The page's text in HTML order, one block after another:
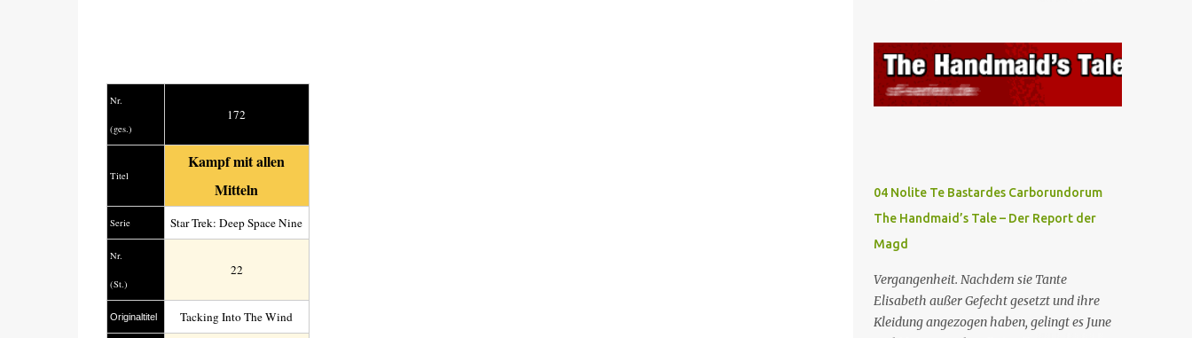
Nr.
(ges.)
172
Titel
Kampf mit allen
Mitteln
Serie Star Trek: Deep Space Nine
Nr.
(St.)
22
Original­titel Tacking Into The Wind
konservative Intellektuelle, an den
Sitzungen des Rates teilnehmen kann, aber
die anderen zukünftigen Kommandanten
um ein für Gilead lebenswichtiges
Botschafterin Castillo konfrontiert Serena
mit ihrem Buch „Der Platz einer Frau”, das
„häuslichen Feminismus” für eine
Gesellschaft postuliert, deren oberstes Gut
die Fortpflanzung ist. June und andere
04 Nolite Te Bastardes Carborundorum
The Handmaid’s Tale – Der Report der
Magd
Vergangenheit. Nachdem sie Tante
Elisabeth außer Gefecht gesetzt und ihre
Kleidung angezogen haben, gelingt es June